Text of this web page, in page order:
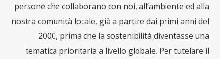
persone che collaborano con noi, all’ambiente ed alla
nostra comunità locale, già a partire dai primi anni del
2000, prima che la sostenibilità diventasse una
tematica prioritaria a livello globale. Per tutelare il